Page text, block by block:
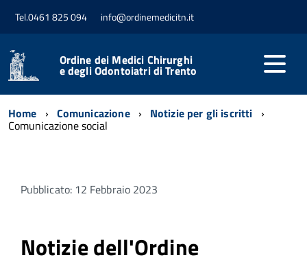
Tel.0461 825 094 info@ordinemedicitn.it
Ordine dei Medici Chirurghi
e degli Odontoiatri di Trento
Home Comunicazione Notizie per gli iscritti
Comunicazione social
Pubblicato: 12 Febbraio 2023
Notizie dell'Ordine